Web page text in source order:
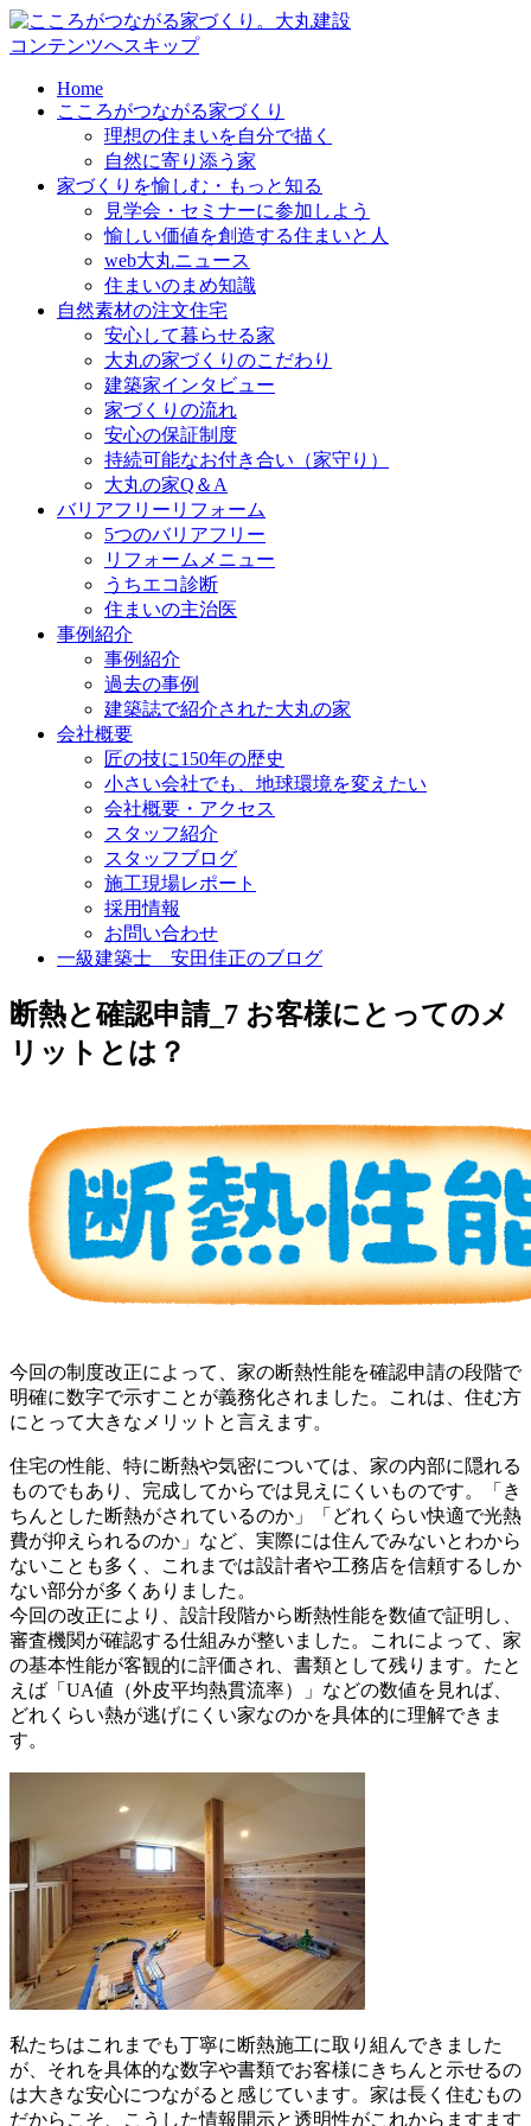
コンテンツへスキップ
Home
こころがつながる家づくり
理想の住まいを自分で描く
自然に寄り添う家
家づくりを愉しむ・もっと知る
見学会・セミナーに参加しよう
愉しい価値を創造する住まいと人
web大丸ニュース
住まいのまめ知識
自然素材の注文住宅
安心して暮らせる家
大丸の家づくりのこだわり
建築家インタビュー
家づくりの流れ
安心の保証制度
持続可能なお付き合い（家守り）
大丸の家Q＆A
バリアフリーリフォーム
5つのバリアフリー
リフォームメニュー
うちエコ診断
住まいの主治医
事例紹介
事例紹介
過去の事例
建築誌で紹介された大丸の家
会社概要
匠の技に150年の歴史
小さい会社でも、地球環境を変えたい
会社概要・アクセス
スタッフ紹介
スタッフブログ
施工現場レポート
採用情報
お問い合わせ
一級建築士 安田佳正のブログ
断熱と確認申請_7 お客様にとってのメ
リットとは？
今回の制度改正によって、家の断熱性能を確認申請の段階で
明確に数字で示すことが義務化されました。これは、住む方
にとって大きなメリットと言えます。
住宅の性能、特に断熱や気密については、家の内部に隠れる
ものでもあり、完成してからでは見えにくいものです。「き
ちんとした断熱がされているのか」「どれくらい快適で光熱
費が抑えられるのか」など、実際には住んでみないとわから
ないことも多く、これまでは設計者や工務店を信頼するしか
ない部分が多くありました。
今回の改正により、設計段階から断熱性能を数値で証明し、
審査機関が確認する仕組みが整いました。これによって、家
の基本性能が客観的に評価され、書類として残ります。たと
えば「UA値（外皮平均熱貫流率）」などの数値を見れば、
どれくらい熱が逃げにくい家なのかを具体的に理解できま
す。
私たちはこれまでも丁寧に断熱施工に取り組んできました
が、それを具体的な数字や書類でお客様にきちんと示せるの
は大きな安心につながると感じています。家は長く住むもの
だからこそ、こうした情報開示と透明性がこれからますます